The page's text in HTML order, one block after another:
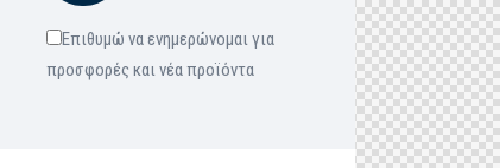
Επιθυμώ να ενημερώνομαι για
προσφορές και νέα προϊόντα